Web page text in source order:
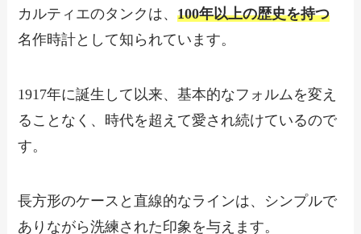
カルティエのタンクは、100年以上の歴史を持つ
名作時計として知られています。
1917年に誕生して以来、基本的なフォルムを変え
ることなく、時代を超えて愛され続けているので
す。
長方形のケースと直線的なラインは、シンプルで
ありながら洗練された印象を与えます。